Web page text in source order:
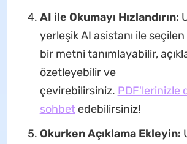
AI ile Okumayı Hızlandırın:
yerleşik AI asistanı ile
bir metni tanımlayabilir,
özetleyebilir ve
çevirebilirsiniz. PDF'lerinizle
sohbetedebilirsiniz!
Okurken Açıklama Ekleyin: